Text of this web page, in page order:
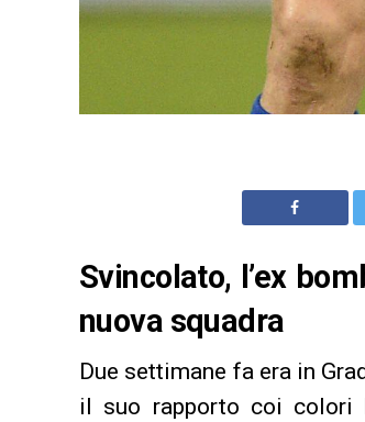
Svincolato, l’ex
nuova squadra
Due settimane fa era in
il suo rapporto coi colori